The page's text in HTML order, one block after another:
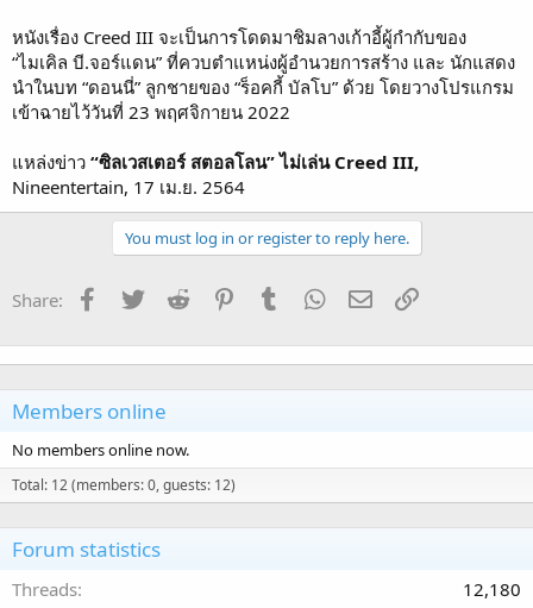
หนังเรื่อง Creed III จะเป็นการโดดมาชิมลางเก้าอี้ผู้กำกับของ
“ไมเคิล บี.จอร์แดน” ที่ควบตำแหน่งผู้อำนวยการสร้าง และ นักแสดง
นำในบท “ดอนนี่” ลูกชายของ “ร็อคกี้ บัลโบ” ด้วย โดยวางโปรแกรม
เข้าฉายไว้วันที่ 23 พฤศจิกายน 2022
แหล่งข่าว “ซิลเวสเตอร์ สตอลโลน” ไม่เล่น Creed III,
Nineentertain, 17 เม.ย. 2564
You must log in or register to reply here.
Share: Facebook
TwitterReddit PinterestTumblrWhatsApp
EmailLink
Members online
No members online now.
Total: 12 (members: 0, guests: 12)
Forum statistics
Threads
12,180